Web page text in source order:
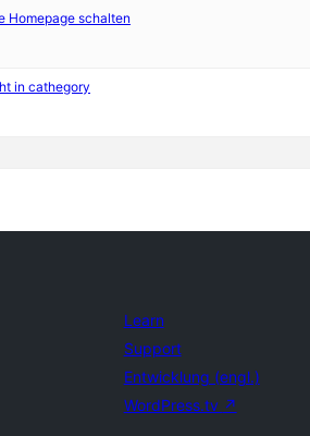
Homepage schalten
in cathegory
Learn
Support
Entwicklung (engl.)
WordPress.tv ↗